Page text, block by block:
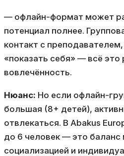
— офлайн-формат может
потенциал полнее.
контакт с
«показать себя» — всё это
вовлечённость.
Нюанс: Но если офлайн-
большая (8+ детей),
отвлекаться. В Abakus
до 6 человек — это
социализацией и